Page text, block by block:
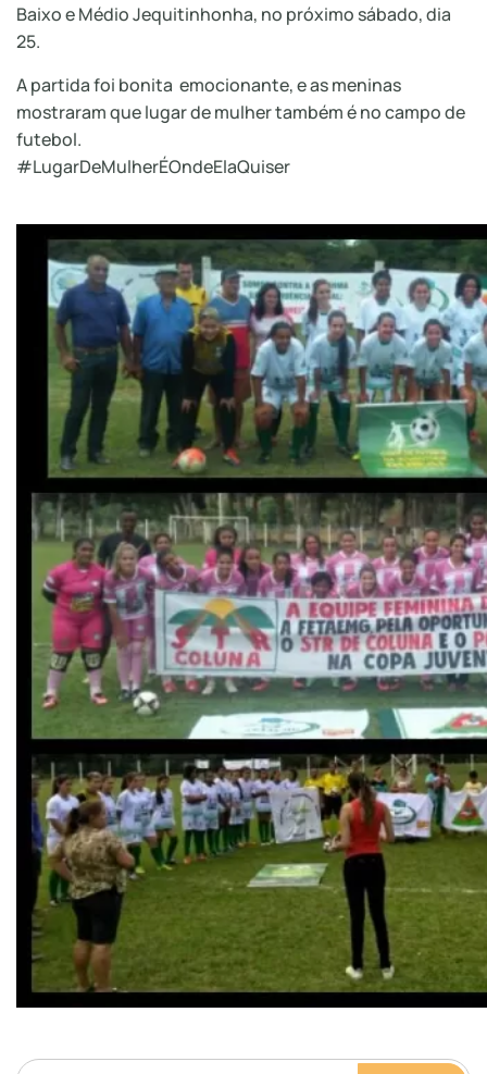
Baixo e Médio Jequitinhonha, no próximo sábado, dia
25.
A partida foi bonita emocionante, e as meninas
mostraram que lugar de mulher também é no campo de
futebol.
#LugarDeMulherÉOndeElaQuiser